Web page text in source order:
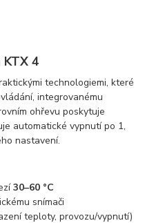
4
technologiemi, které
integrovanému
ohřevu poskytuje
automatické vypnutí po 1,
nastavení.
30–60 °C
snímači
teploty, provozu/vypnutí)